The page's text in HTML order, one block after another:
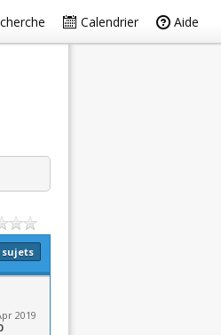
Calendrier Aide
sujets
2019